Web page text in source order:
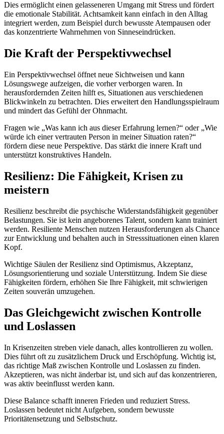
Dies ermöglicht einen gelasseneren Umgang mit Stress und fördert
die emotionale Stabilität. Achtsamkeit kann einfach in den Alltag
integriert werden, zum Beispiel durch bewusste Atempausen oder
das konzentrierte Wahrnehmen von Sinneseindrücken.
Die Kraft der Perspektivwechsel
Ein Perspektivwechsel öffnet neue Sichtweisen und kann
Lösungswege aufzeigen, die vorher verborgen waren. In
herausfordernden Zeiten hilft es, Situationen aus verschiedenen
Blickwinkeln zu betrachten. Dies erweitert den Handlungsspielraum
und mindert das Gefühl der Ohnmacht.
Fragen wie „Was kann ich aus dieser Erfahrung lernen?“ oder „Wie
würde ich einer vertrauten Person in meiner Situation raten?“
fördern diese neue Perspektive. Das stärkt die innere Kraft und
unterstützt konstruktives Handeln.
Resilienz: Die Fähigkeit, Krisen zu
meistern
Resilienz beschreibt die psychische Widerstandsfähigkeit gegenüber
Belastungen. Sie ist kein angeborenes Talent, sondern kann trainiert
werden. Resiliente Menschen nutzen Herausforderungen als Chance
zur Entwicklung und behalten auch in Stresssituationen einen klaren
Kopf.
Wichtige Säulen der Resilienz sind Optimismus, Akzeptanz,
Lösungsorientierung und soziale Unterstützung. Indem Sie diese
Fähigkeiten fördern, erhöhen Sie Ihre Fähigkeit, mit schwierigen
Zeiten souverän umzugehen.
Das Gleichgewicht zwischen Kontrolle
und Loslassen
In Krisenzeiten streben viele danach, alles kontrollieren zu wollen.
Dies führt oft zu zusätzlichem Druck und Erschöpfung. Wichtig ist,
das richtige Maß zwischen Kontrolle und Loslassen zu finden.
Akzeptieren, was nicht änderbar ist, und sich auf das konzentrieren,
was aktiv beeinflusst werden kann.
Diese Balance schafft inneren Frieden und reduziert Stress.
Loslassen bedeutet nicht Aufgeben, sondern bewusste
Prioritätensetzung und Selbstschutz.